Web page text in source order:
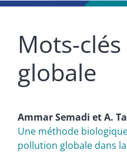
Mots-
globale
AmmarSemadi etA.
Une méthode
pollution globale dans